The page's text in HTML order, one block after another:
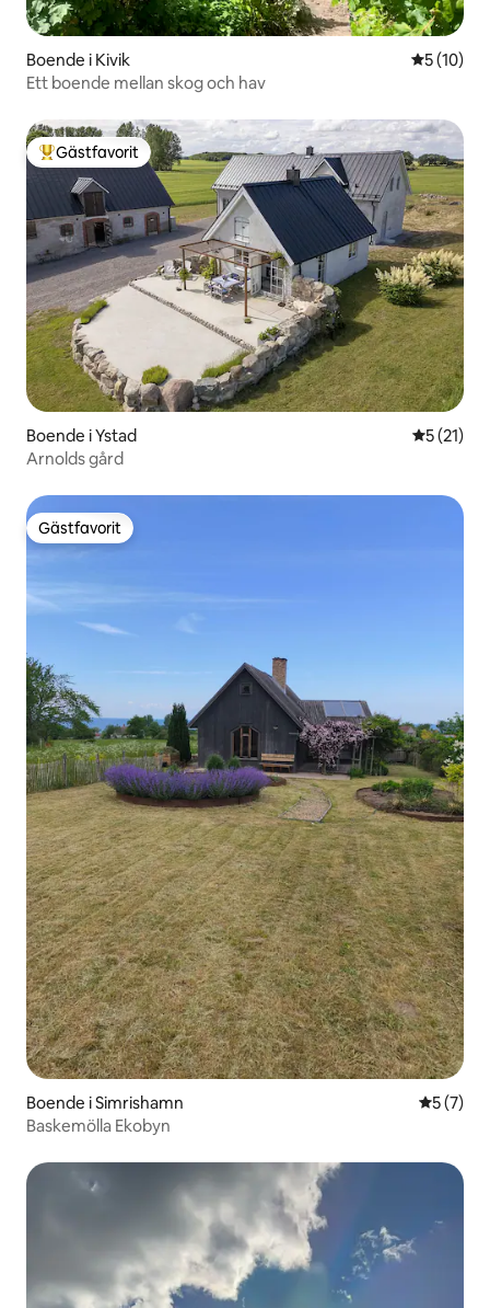
Boende i Kivik 5 av 5 i
5 (10)
Ett boende mellan skog och hav
Populär gästfavorit
Gästfavorit
Boende i Ystad 5 av 5 i
5 (21)
Arnolds gård
Gästfavorit
Gästfavorit
Boende i Simrishamn 5 av 5 i
5 (7)
Baskemölla Ekobyn